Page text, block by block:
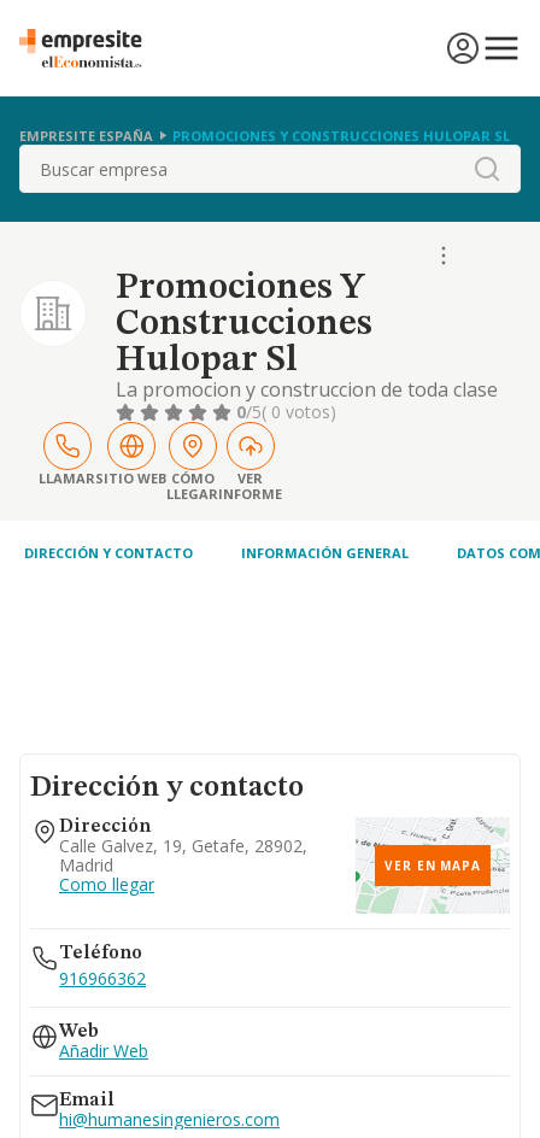
EMPRESITE ESPAÑA PROMOCIONES Y CONSTRUCCIONES HULOPAR SL
Buscar
Promociones Y
Construcciones
Hulopar Sl
La promocion y construccion de toda clase
de edificaciones, industriales, viviendas,
urbanizaciones, naves, locales comerciales,
almacenes, chalets y edificios, asi como
construccion de obras publicas, privadas,
0/5( 0 votos)
LLAMARSITIO WEB CÓMO
LLEGAR
VER
INFORME
DIRECCIÓN Y CONTACTO INFORMACIÓN GENERAL DATOS
Dirección y contacto
Dirección
Calle Galvez, 19, Getafe, 28902,
Madrid
Como llegar
VER EN MAPA
Teléfono
916966362
Web
Añadir Web
Email
hi@humanesingenieros.com